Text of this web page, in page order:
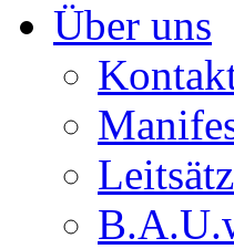
Über uns